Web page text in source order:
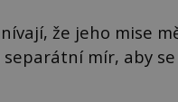
že jeho mise
mír, aby